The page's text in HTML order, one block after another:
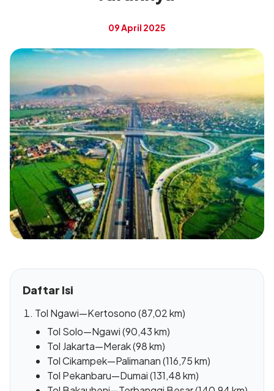
09 April 2025
Daftar Isi
Tol Ngawi—Kertosono (87,02 km)
Tol Solo—Ngawi (90,43 km)
Tol Jakarta—Merak (98 km)
Tol Cikampek—Palimanan (116,75 km)
Tol Pekanbaru—Dumai (131,48 km)